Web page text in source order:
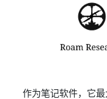
作为笔记软件，它